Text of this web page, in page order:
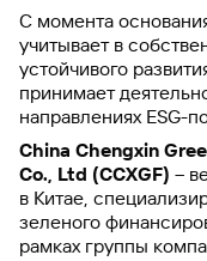
С момента
учитывает в
устойчивого
принимает
направлениях ESG-
China Chengxin
Co., Ltd (CCXGF) –
в Китае,
зеленого
рамках группы